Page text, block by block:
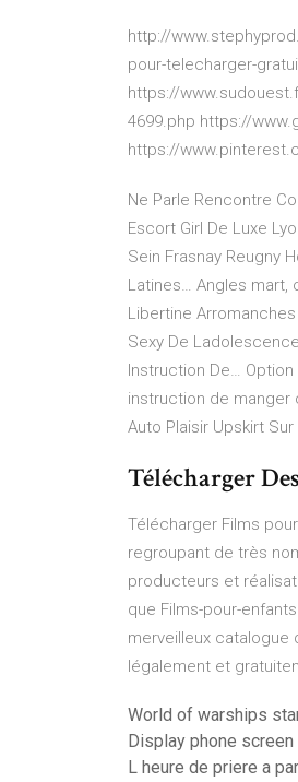
http://
pour-telecharger-
https://
4699.php https://
https://
Ne Parle Rencontre
Escort Girl De Luxe
Sein Frasnay Reugny
Latines… Angles mart,
Libertine
Sexy De
Instruction De…
instruction de manger
Auto Plaisir Upskirt
Télécharger
Télécharger Films
regroupant de très
producteurs et
que Films-pour-
merveilleux
légalement et
World of warships
Display phone
L heure de priere a